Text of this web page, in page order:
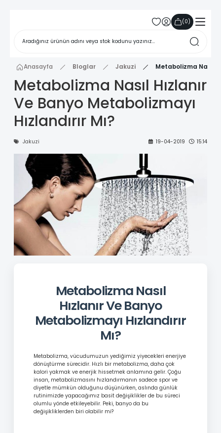
(0)
Anasayfa Bloglar Jakuzi Metabolizma Nasıl
Metabolizma Nasıl Hızlanır
Ve Banyo Metabolizmayı
Hızlandırır Mı?
Jakuzi 19-04-2019 15:14
Metabolizma Nasıl
Hızlanır Ve Banyo
Metabolizmayı Hızlandırır
Mı?
Metabolizma, vücudumuzun yediğimiz yiyecekleri enerjiye
dönüştürme sürecidir. Hızlı bir metabolizma, daha çok
kalori yakmak ve enerjik hissetmek anlamına gelir. Çoğu
insan, metabolizmasını hızlandırmanın sadece spor ve
diyetle mümkün olduğunu düşünürken, aslında günlük
rutinimizde yapacağımız basit değişiklikler de bu süreci
olumlu yönde etkileyebilir. Peki, banyo da bu
değişikliklerden biri olabilir mi?